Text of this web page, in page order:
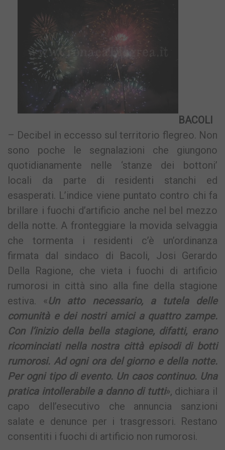
BACOLI
– Decibel in eccesso sul territorio flegreo. Non
sono poche le segnalazioni che giungono
quotidianamente nelle ‘stanze dei bottoni’
locali da parte di residenti stanchi ed
esasperati. L’indice viene puntato contro chi fa
brillare i fuochi d’artificio anche nel bel mezzo
della notte. A fronteggiare la movida selvaggia
che tormenta i residenti c’è un’ordinanza
firmata dal sindaco di Bacoli, Josi Gerardo
Della Ragione, che vieta i fuochi di artificio
rumorosi in città sino alla fine della stagione
estiva. «Un atto necessario, a tutela delle
comunità e dei nostri amici a quattro zampe.
Con l’inizio della bella stagione, difatti, erano
ricominciati nella nostra città episodi di botti
rumorosi. Ad ogni ora del giorno e della notte.
Per ogni tipo di evento. Un caos continuo. Una
pratica intollerabile a danno di tutti», dichiara il
capo dell’esecutivo che annuncia sanzioni
salate e denunce per i trasgressori. Restano
consentiti i fuochi di artificio non rumorosi.